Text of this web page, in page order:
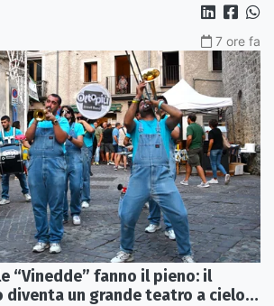
7 ore fa
“Vinedde” fanno il pieno: il
un grande teatro a cielo